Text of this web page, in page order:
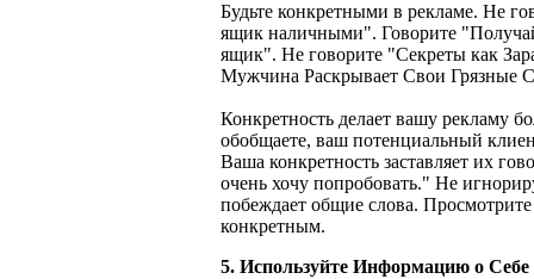
Будьте конкретными в рекламе. Не
ящик наличными". Говорите
ящик". Не говорите "Секреты как
Мужчина Раскрывает Свои Грязные
Конкретность делает вашу рекламу
обобщаете, ваш потенциальный
Ваша конкретность заставляет их
очень хочу попробовать." Не
побеждает общие слова.
конкретным.
5. Используйте Информацию о